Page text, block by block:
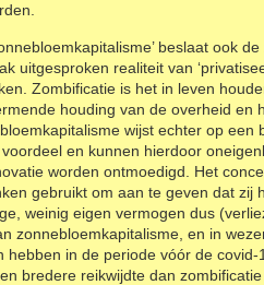
beslaat ook
uitgesproken realiteit van
Zombificatie is het in leven
houding van de overheid
wijst echter op een
en kunnen hierdoor
worden ontmoedigd. Het
gebruikt om aan te geven dat zij
weinig eigen vermogen dus
zonnebloemkapitalisme, en in
in de periode vóór de
bredere reikwijdte dan